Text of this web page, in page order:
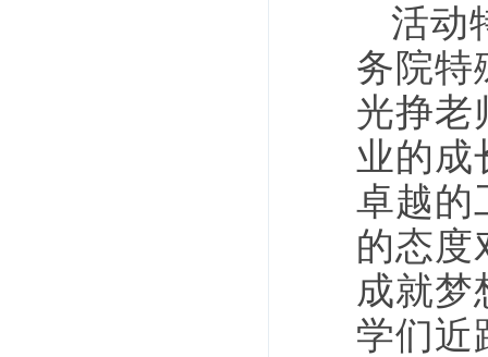
活动
务院特
光挣老
业的成
卓越的
的态度
成就梦
学们近